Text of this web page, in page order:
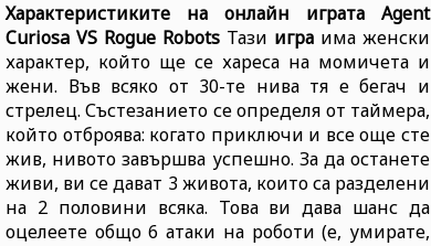
Характеристиките на
онлайн играта Agent
Curiosa VS Rogue Robots Тази игра има женски
характер, който ще се хареса на момичета и
жени. Във всяко от 30-те нива тя е бегач и
стрелец. Състезанието се определя от таймера,
който отброява: когато приключи и все още сте
жив, нивото завършва успешно. За да останете
живи, ви се дават 3 живота, които са разделени
на 2 половини всяка. Това ви дава шанс да
оцелеете общо 6 атаки на роботи (е, умирате,